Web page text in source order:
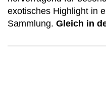
exotisches Highlight in
Sammlung. Gleich in